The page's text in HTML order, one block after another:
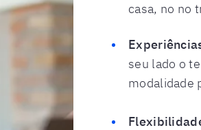
casa, no no
seu lado o
modalidade